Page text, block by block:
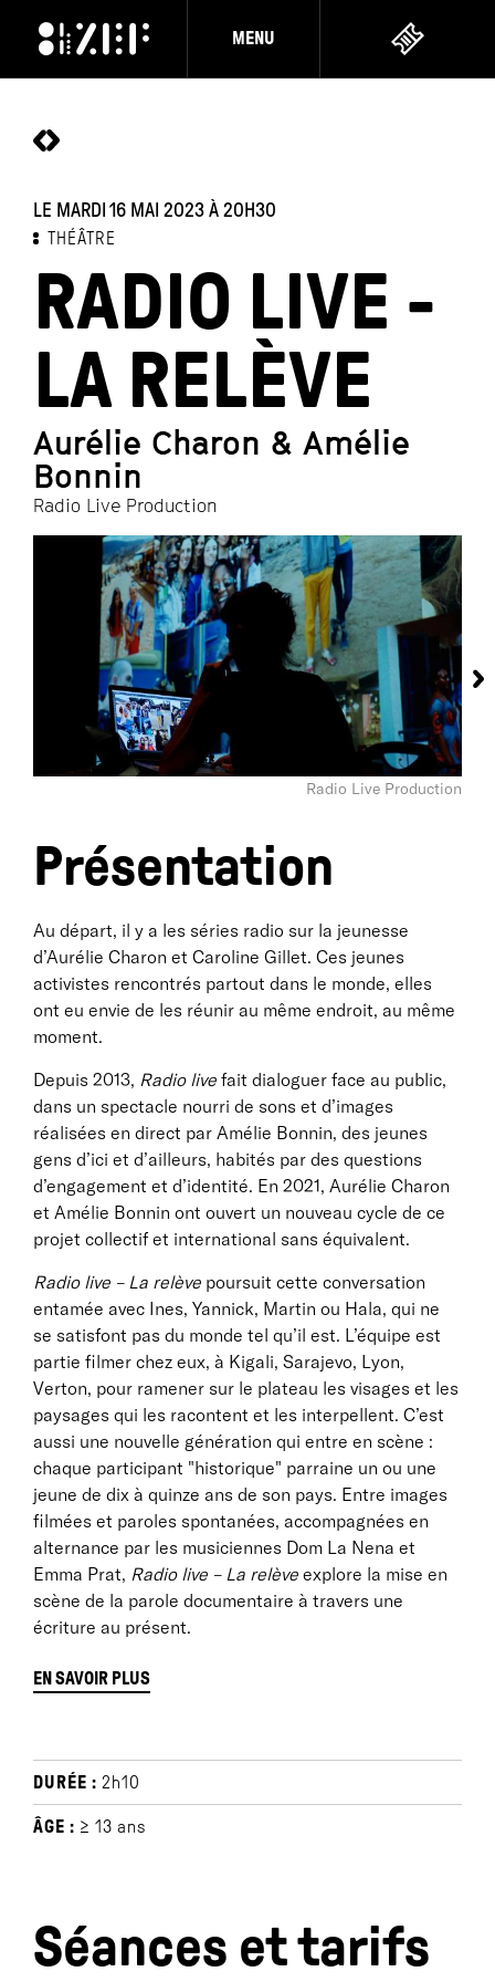
MENU
LE MARDI 16 MAI 2023 À 20H30
THÉÂTRE
RADIO LIVE -
LA RELÈVE
Aurélie Charon & Amélie
Bonnin
Radio Live Production
Radio Live Production
Présentation
Au départ, il y a les séries radio sur la jeunesse
d’Aurélie Charon et Caroline Gillet. Ces jeunes
activistes rencontrés partout dans le monde, elles
ont eu envie de les réunir au même endroit, au même
moment.
Depuis 2013, Radio live fait dialoguer face au public,
dans un spectacle nourri de sons et d’images
réalisées en direct par Amélie Bonnin, des jeunes
gens d’ici et d’ailleurs, habités par des questions
d’engagement et d’identité. En 2021, Aurélie Charon
et Amélie Bonnin ont ouvert un nouveau cycle de ce
projet collectif et international sans équivalent.
Radio live – La relève poursuit cette conversation
entamée avec Ines, Yannick, Martin ou Hala, qui ne
se satisfont pas du monde tel qu’il est. L’équipe est
partie filmer chez eux, à Kigali, Sarajevo, Lyon,
Verton, pour ramener sur le plateau les visages et les
paysages qui les racontent et les interpellent. C’est
aussi une nouvelle génération qui entre en scène :
chaque participant "historique" parraine un ou une
jeune de dix à quinze ans de son pays. Entre images
filmées et paroles spontanées, accompagnées en
alternance par les musiciennes Dom La Nena et
Emma Prat, Radio live – La relève explore la mise en
scène de la parole documentaire à travers une
écriture au présent.
EN SAVOIR PLUS
Note d'intention
Dans le prolongement du projet Radio live mené
depuis 2013 sur scène, où une cinquantaine de
documentaire Radio live) ouvrent un nouveau cycle de
ce projet collectif et international sans équivalent, qui
DURÉE : 2h10
ÂGE : ≥ 13 ans
Séances et tarifs